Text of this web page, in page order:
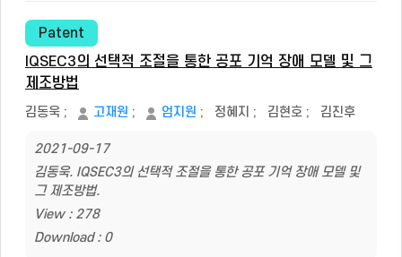
Patent
IQSEC3의 선택적 조절을 통한 공포 기억 장애 모델 및 그
제조방법
김동욱 ; 고재원 ; 엄지원 ; 정혜지 ; 김현호 ; 김진후
2021-09-17
김동욱. IQSEC3의 선택적 조절을 통한 공포 기억 장애 모델 및
그 제조방법.
View : 278
Download : 0